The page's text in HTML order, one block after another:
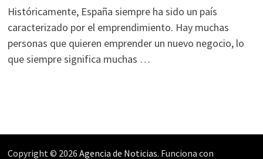
Históricamente, España siempre ha sido un país
caracterizado por el emprendimiento. Hay muchas
personas que quieren emprender un nuevo negocio, lo
que siempre significa muchas …
Copyright © 2026 Agencia de Noticias. Funciona con